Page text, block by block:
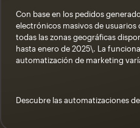
Con base en los pedidos
electrónicos masivos de usuarios
todas las zonas geográficas
hasta enero de 2025\. La
automatización de marketing
Descubre las automatizaciones